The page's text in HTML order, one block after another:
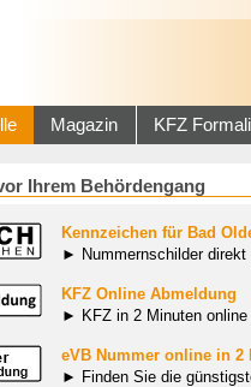
Magazin KFZ
Ihrem Behördengang
Kennzeichen für Bad
► Nummernschilder direkt
KFZ Online Abmeldung
► KFZ in 2 Minuten online
eVB Nummer online in 2
► Finden Sie die